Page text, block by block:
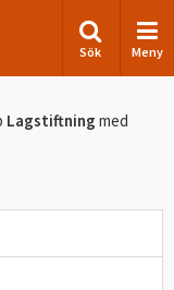
Sök Meny
Lagstiftning med